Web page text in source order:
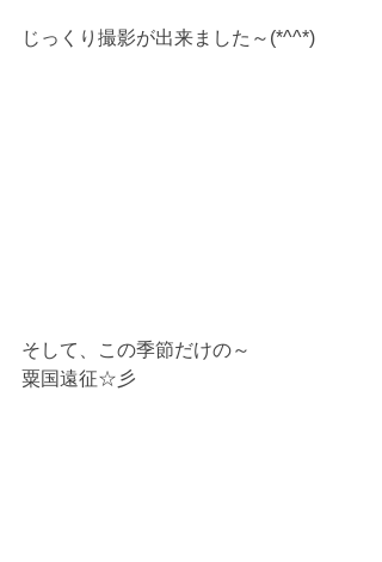
じっくり撮影が出来ました～(*^^*)
そして、この季節だけの～
粟国遠征☆彡